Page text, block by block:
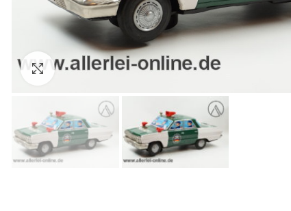
Zum Vergrößern anklicken